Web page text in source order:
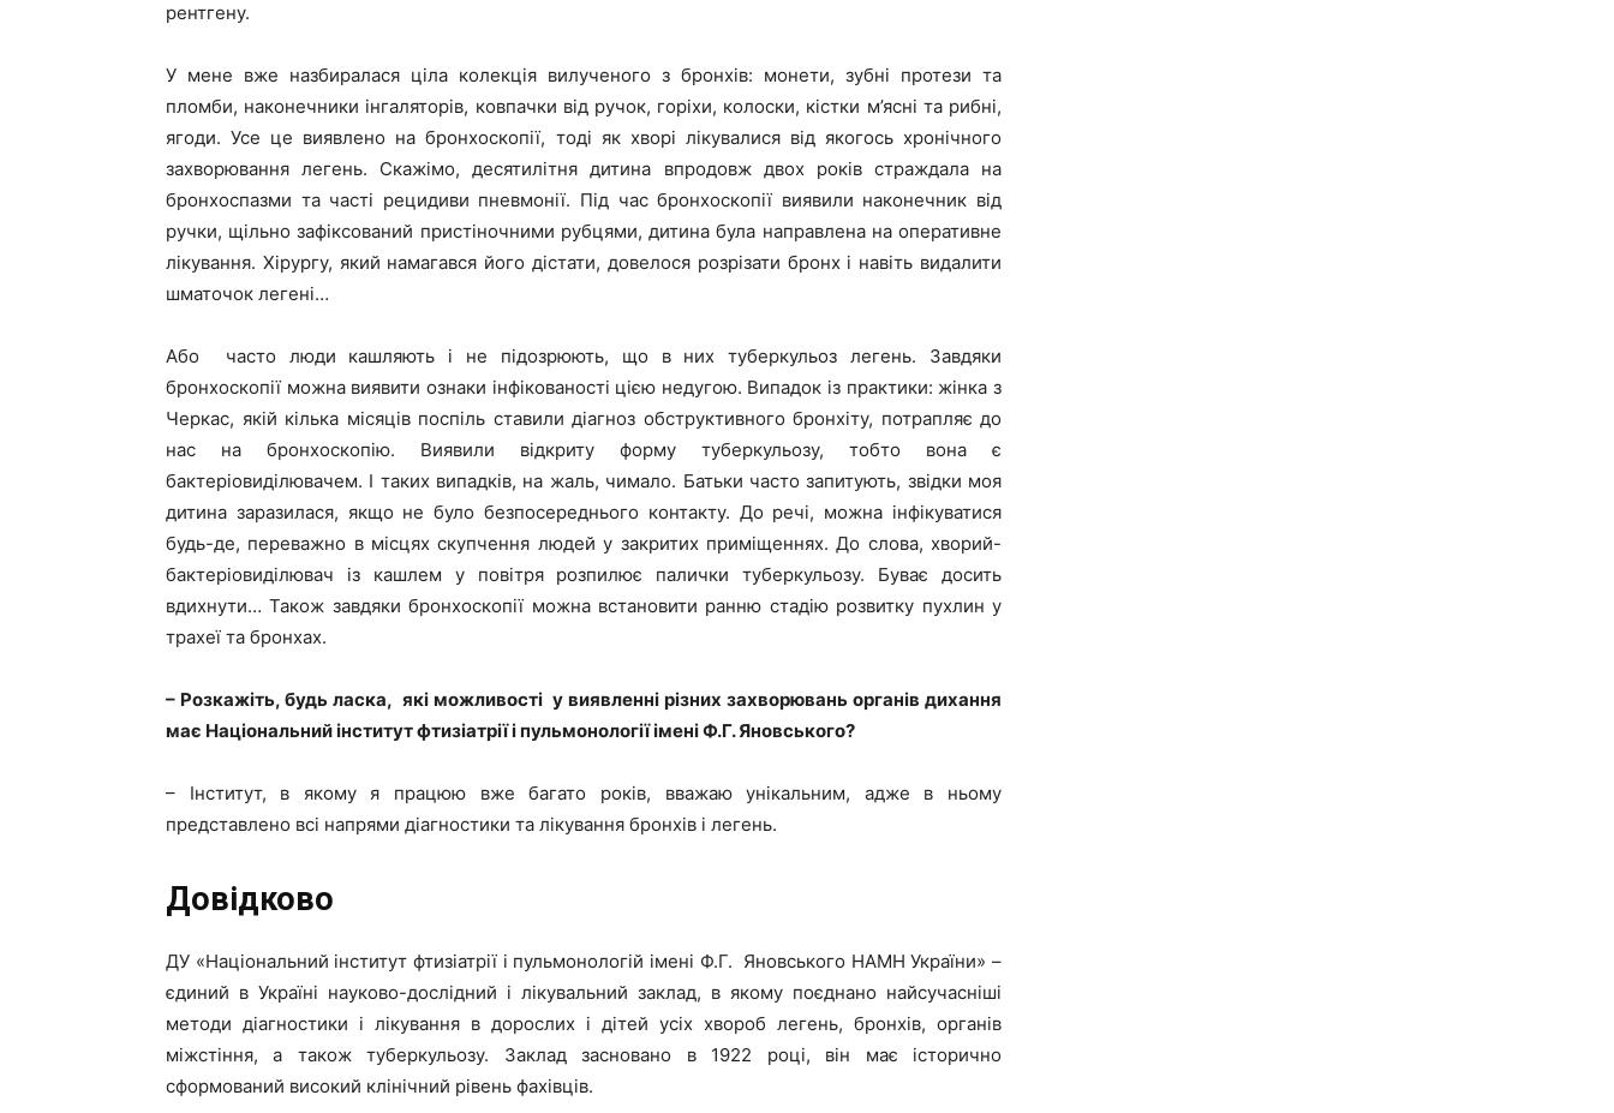
рентгену.
У мене вже назбиралася ціла колекція вилученого з бронхів: монети, зубні протези та
пломби, наконечники інгаляторів, ковпачки від ручок, горіхи, колоски, кістки м’ясні та рибні,
ягоди. Усе це виявлено на бронхоскопії, тоді як хворі лікувалися від якогось хронічного
захворювання легень. Скажімо, десятилітня дитина впродовж двох років страждала на
бронхоспазми та часті рецидиви пневмонії. Під час бронхоскопії виявили наконечник від
ручки, щільно зафіксований пристіночними рубцями, дитина була направлена на оперативне
лікування. Хірургу, який намагався його дістати, довелося розрізати бронх і навіть видалити
шматочок легені…
Або часто люди кашляють і не підозрюють, що в них туберкульоз легень. Завдяки
бронхоскопії можна виявити ознаки інфікованості цією недугою. Випадок із практики: жінка з
Черкас, якій кілька місяців поспіль ставили діагноз обструктивного бронхіту, потрапляє до
нас на бронхоскопію. Виявили відкриту форму туберкульозу, тобто вона є
бактеріовиділювачем. І таких випадків, на жаль, чимало. Батьки часто запитують, звідки моя
дитина заразилася, якщо не було безпосереднього контакту. До речі, можна інфікуватися
будь-де, переважно в місцях скупчення людей у закритих приміщеннях. До слова, хворий-
бактеріовиділювач із кашлем у повітря розпилює палички туберкульозу. Буває досить
вдихнути… Також завдяки бронхоскопії можна встановити ранню стадію розвитку пухлин у
трахеї та бронхах.
– Розкажіть, будь ласка, які можливості у виявленні різних захворювань органів дихання
має Національний інститут фтизіатрії і пульмонології імені Ф.Г. Яновського?
– Інститут, в якому я працюю вже багато років, вважаю унікальним, адже в ньому
представлено всі напрями діагностики та лікування бронхів і легень.
Довідково
ДУ «Національний інститут фтизіатрії і пульмонологій імені Ф.Г. Яновського НАМН України» –
єдиний в Україні науково-дослідний і лікувальний заклад, в якому поєднано найсучасніші
методи діагностики і лікування в дорослих і дітей усіх хвороб легень, бронхів, органів
міжстіння, а також туберкульозу. Заклад засновано в 1922 році, він має історично
сформований високий клінічний рівень фахівців.